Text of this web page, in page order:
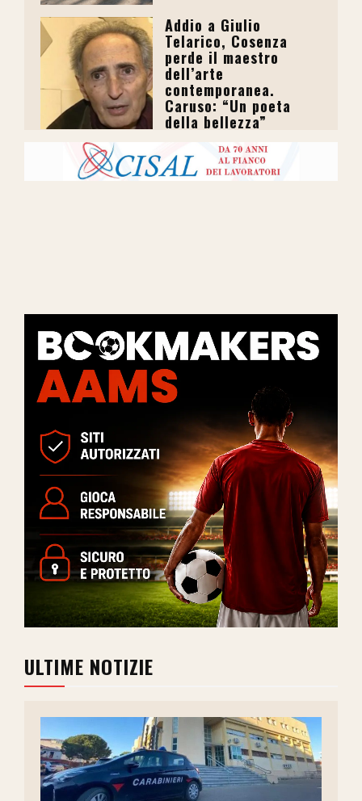
Addio a Giulio
Telarico, Cosenza
perde il maestro
dell’arte
contemporanea.
Caruso: “Un poeta
della bellezza”
ULTIME NOTIZIE